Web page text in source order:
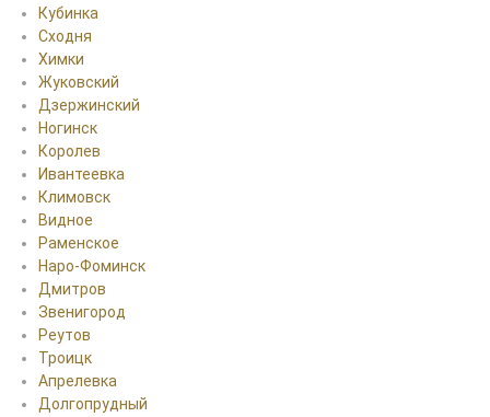
Кубинка
Сходня
Химки
Жуковский
Дзержинский
Ногинск
Королев
Ивантеевка
Климовск
Видное
Раменское
Наро-Фоминск
Дмитров
Звенигород
Реутов
Троицк
Апрелевка
Долгопрудный